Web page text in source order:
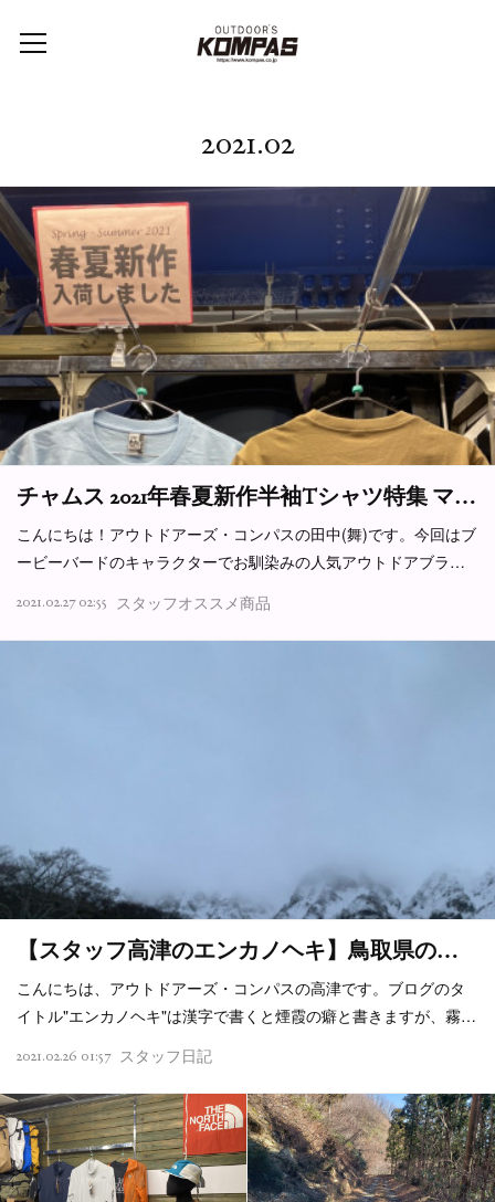
2021.02
チャムス 2021年春夏新作半袖Tシャツ特集 マ…
こんにちは！アウトドアーズ・コンパスの田中(舞)です。今回はブ
ービーバードのキャラクターでお馴染みの人気アウトドアブラ…
2021.02.27 02:55 スタッフオススメ商品
【スタッフ高津のエンカノヘキ】鳥取県の…
こんにちは、アウトドアーズ・コンパスの高津です。ブログのタ
イトル"エンカノヘキ"は漢字で書くと煙霞の癖と書きますが、霧…
2021.02.26 01:57 スタッフ日記